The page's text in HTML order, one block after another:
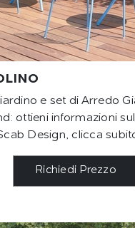
e set di Arredo
ottieni informazioni
Design, clicca
Richiedi Prezzo